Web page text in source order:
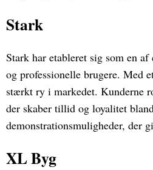
Stark
Stark har etableret sig som en
og professionelle brugere. Med
stærkt ry i markedet. Kunderne
der skaber tillid og loyalitet
demonstrationsmuligheder, der
XL Byg